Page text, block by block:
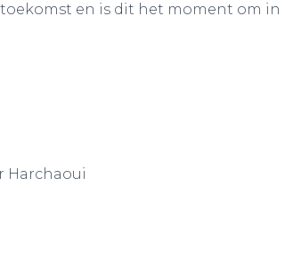
en is dit het moment om in
Harchaoui